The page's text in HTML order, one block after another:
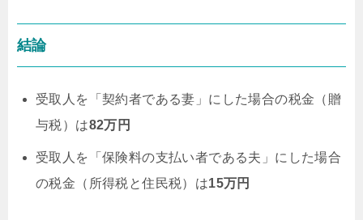
結論
受取人を「契約者である妻」にした場合の税金（贈
与税）は82万円
受取人を「保険料の支払い者である夫」にした場合
の税金（所得税と住民税）は15万円